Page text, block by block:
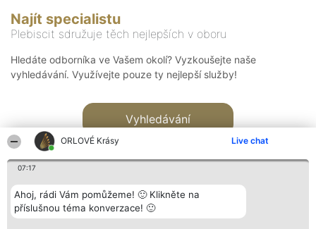
ORLOVÉ Krásy Live chat
07:17
Ahoj, rádi Vám pomůžeme! 🙂 Klikněte na
příslušnou téma konverzace! 🙂
Najít specialistu
Plebiscit sdružuje těch nejlepších v oboru
Hledáte odborníka ve Vašem okolí? Vyzkoušejte naše
vyhledávání. Využívejte pouze ty nejlepší služby!
Vyhledávání